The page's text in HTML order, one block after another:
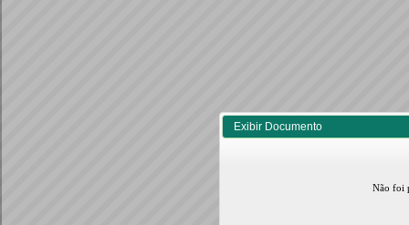
Exibir Documento
Não foi